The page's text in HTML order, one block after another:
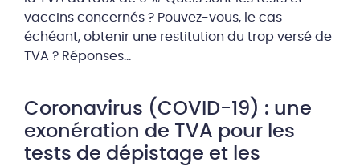
vaccins concernés ? Pouvez-vous, le cas
échéant, obtenir une restitution du trop versé de
TVA ? Réponses…
Coronavirus (COVID-19) : une
exonération de TVA pour les
tests de dépistage et les